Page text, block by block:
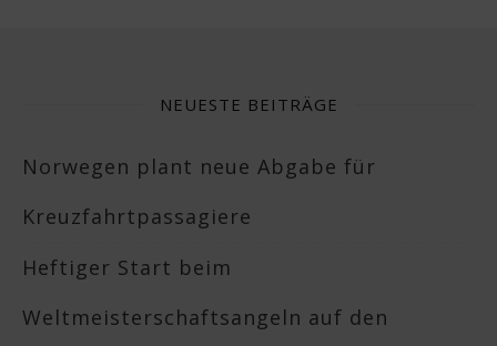
NEUESTE BEITRÄGE
Norwegen plant neue Abgabe für
Kreuzfahrtpassagiere
Heftiger Start beim
Weltmeisterschaftsangeln auf den